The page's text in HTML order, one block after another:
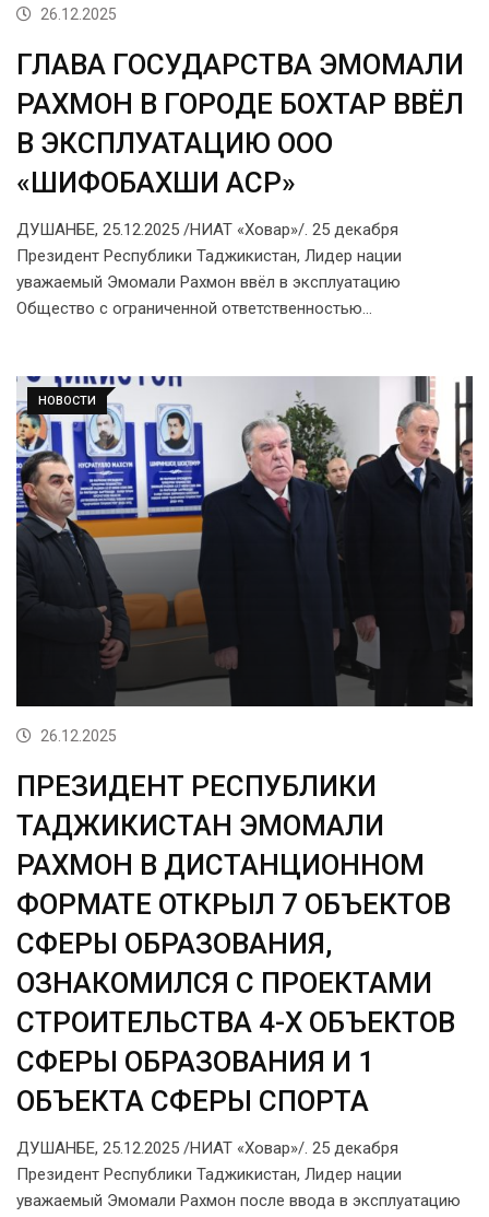
26.12.2025
ГЛАВА ГОСУДАРСТВА ЭМОМАЛИ
РАХМОН В ГОРОДЕ БОХТАР ВВЁЛ
В ЭКСПЛУАТАЦИЮ ООО
«ШИФОБАХШИ АСР»
ДУШАНБЕ, 25.12.2025 /НИАТ «Ховар»/. 25 декабря
Президент Республики Таджикистан, Лидер нации
уважаемый Эмомали Рахмон ввёл в эксплуатацию
Общество с ограниченной ответственностью…
НОВОСТИ
26.12.2025
ПРЕЗИДЕНТ РЕСПУБЛИКИ
ТАДЖИКИСТАН ЭМОМАЛИ
РАХМОН В ДИСТАНЦИОННОМ
ФОРМАТЕ ОТКРЫЛ 7 ОБЪЕКТОВ
СФЕРЫ ОБРАЗОВАНИЯ,
ОЗНАКОМИЛСЯ С ПРОЕКТАМИ
СТРОИТЕЛЬСТВА 4-Х ОБЪЕКТОВ
СФЕРЫ ОБРАЗОВАНИЯ И 1
ОБЪЕКТА СФЕРЫ СПОРТА
ДУШАНБЕ, 25.12.2025 /НИАТ «Ховар»/. 25 декабря
Президент Республики Таджикистан, Лидер нации
уважаемый Эмомали Рахмон после ввода в эксплуатацию